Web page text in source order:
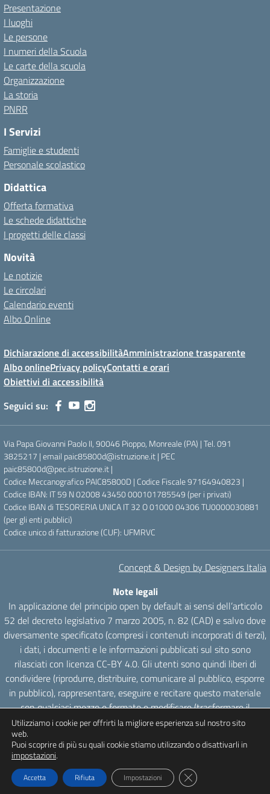
Presentazione
I luoghi
Le persone
I numeri della Scuola
Le carte della scuola
Organizzazione
La storia
PNRR
I Servizi
Famiglie e studenti
Personale scolastico
Didattica
Offerta formativa
Le schede didattiche
I progetti delle classi
Novità
Le notizie
Le circolari
Calendario eventi
Albo Online
Dichiarazione di accessibilitàAmministrazione trasparente
Albo onlinePrivacy policyContatti e orari
Obiettivi di accessibilità
Seguici su:
Via Papa Giovanni Paolo II, 90046 Pioppo, Monreale (PA) | Tel. 091
3825217 | email paic85800d@istruzione.it | PEC
paic85800d@pec.istruzione.it |
Codice Meccanografico PAIC85800D | Codice Fiscale 97164940823 |
Codice IBAN: IT 59 N 02008 43450 000101785549 (per i privati)
Codice IBAN di TESORERIA UNICA IT 32 O 01000 04306 TU0000030881
(per gli enti pubblici)
Codice unico di fatturazione (CUF): UFMRVC
Concept & Design by Designers Italia
Note legali
In applicazione del principio open by default ai sensi dell’articolo
52 del decreto legislativo 7 marzo 2005, n. 82 (CAD) e salvo dove
diversamente specificato (compresi i contenuti incorporati di terzi),
i dati, i documenti e le informazioni pubblicati sul sito sono
rilasciati con licenza CC-BY 4.0. Gli utenti sono quindi liberi di
condividere (riprodurre, distribuire, comunicare al pubblico, esporre
in pubblico), rappresentare, eseguire e recitare questo materiale
con qualsiasi mezzo e formato e modificare (trasformare il
materiale e utilizzarlo per opere derivate) per qualsiasi fine, anche
commerciale con il solo onere di attribuzione, senza apporre
restrizioni aggiuntive.
Utilizziamo i cookie per offrirti la migliore esperienza sul nostro sito
web.
Puoi scoprire di più su quali cookie stiamo utilizzando o disattivarli in
impostazioni.
Accetta Rifiuta Impostazioni Close GDPR Cookie